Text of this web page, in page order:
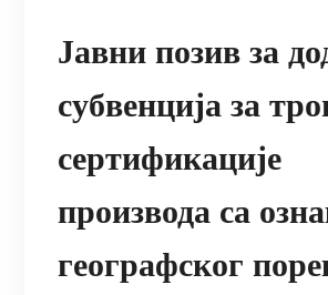
Јавни позив за
субвенција за
сертификације
производа са
географског